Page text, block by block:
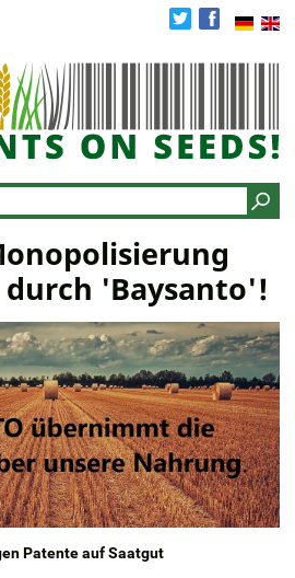
'Baysanto'!
Patente auf Saatgut